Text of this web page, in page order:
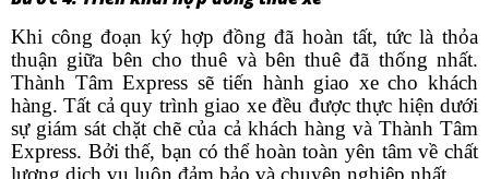
Khi công đoạn ký hợp đồng đã hoàn tất, tức là thỏa
thuận giữa bên cho thuê và bên thuê đã thống nhất.
Thành Tâm Express sẽ tiến hành giao xe cho khách
hàng. Tất cả quy trình giao xe đều được thực hiện dưới
sự giám sát chặt chẽ của cả khách hàng và Thành Tâm
Express. Bởi thế, bạn có thể hoàn toàn yên tâm về chất